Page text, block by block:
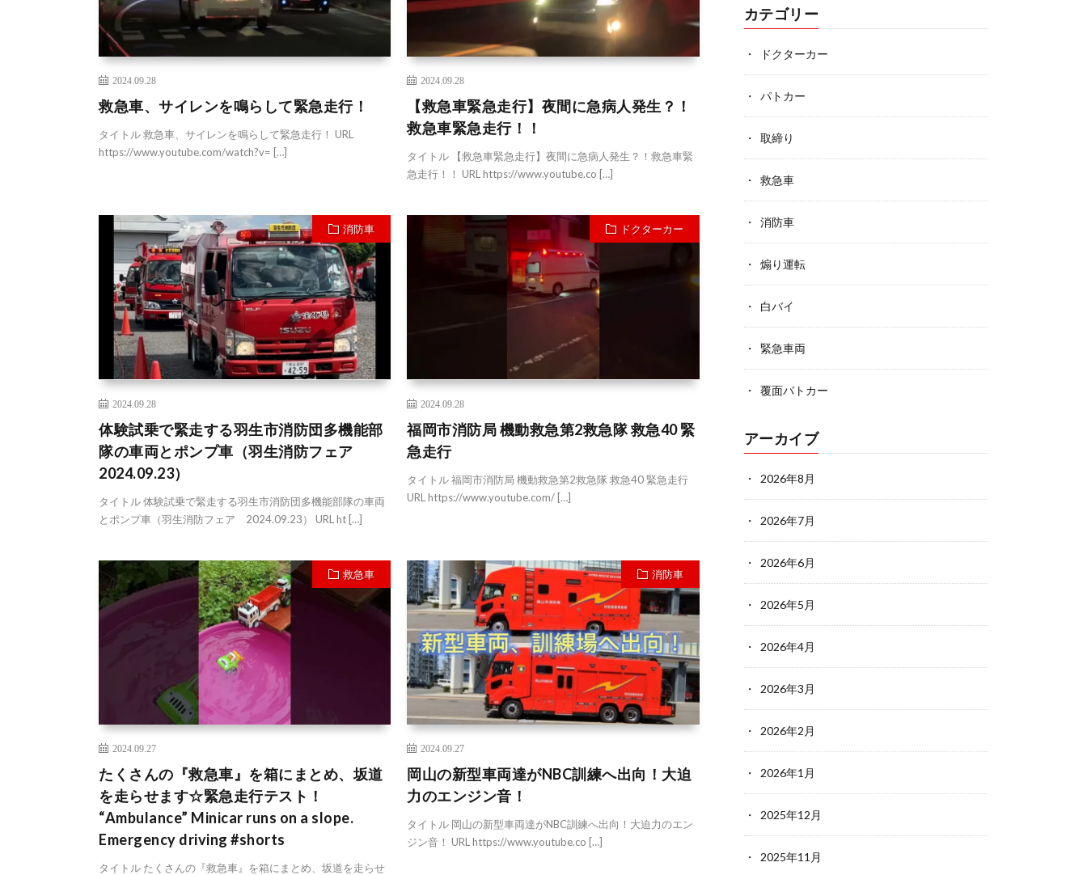
2024.09.28
救急車、サイレンを鳴らして緊急走行！
タイトル 救急車、サイレンを鳴らして緊急走行！ URL
https://www.youtube.com/watch?v= […]
2024.09.28
【救急車緊急走行】夜間に急病人発生？！
救急車緊急走行！！
タイトル 【救急車緊急走行】夜間に急病人発生？！救急車緊
急走行！！ URL https://www.youtube.co […]
消防車
2024.09.28
体験試乗で緊走する羽生市消防団多機能部
隊の車両とポンプ車（羽生消防フェア
2024.09.23）
タイトル 体験試乗で緊走する羽生市消防団多機能部隊の車両
とポンプ車（羽生消防フェア 2024.09.23） URL ht […]
ドクターカー
2024.09.28
福岡市消防局 機動救急第2救急隊 救急40 緊
急走行
タイトル 福岡市消防局 機動救急第2救急隊 救急40 緊急走行
URL https://www.youtube.com/ […]
救急車
2024.09.27
たくさんの『救急車』を箱にまとめ、坂道
を走らせます☆緊急走行テスト！
“Ambulance” Minicar runs on a slope.
Emergency driving #shorts
タイトル たくさんの『救急車』を箱にまとめ、坂道を走らせ
消防車
2024.09.27
岡山の新型車両達がNBC訓練へ出向！大迫
力のエンジン音！
タイトル 岡山の新型車両達がNBC訓練へ出向！大迫力のエン
ジン音！ URL https://www.youtube.co […]
カテゴリー
ドクターカー
パトカー
取締り
救急車
消防車
煽り運転
白バイ
緊急車両
覆面パトカー
アーカイブ
2026年8月
2026年7月
2026年6月
2026年5月
2026年4月
2026年3月
2026年2月
2026年1月
2025年12月
2025年11月